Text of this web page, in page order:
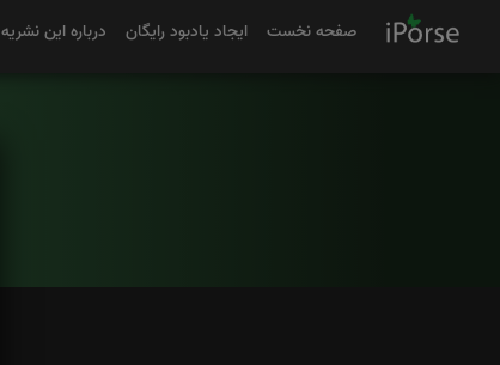
صفحه نخست ایجاد یادبود رایگان درباره این نشریه